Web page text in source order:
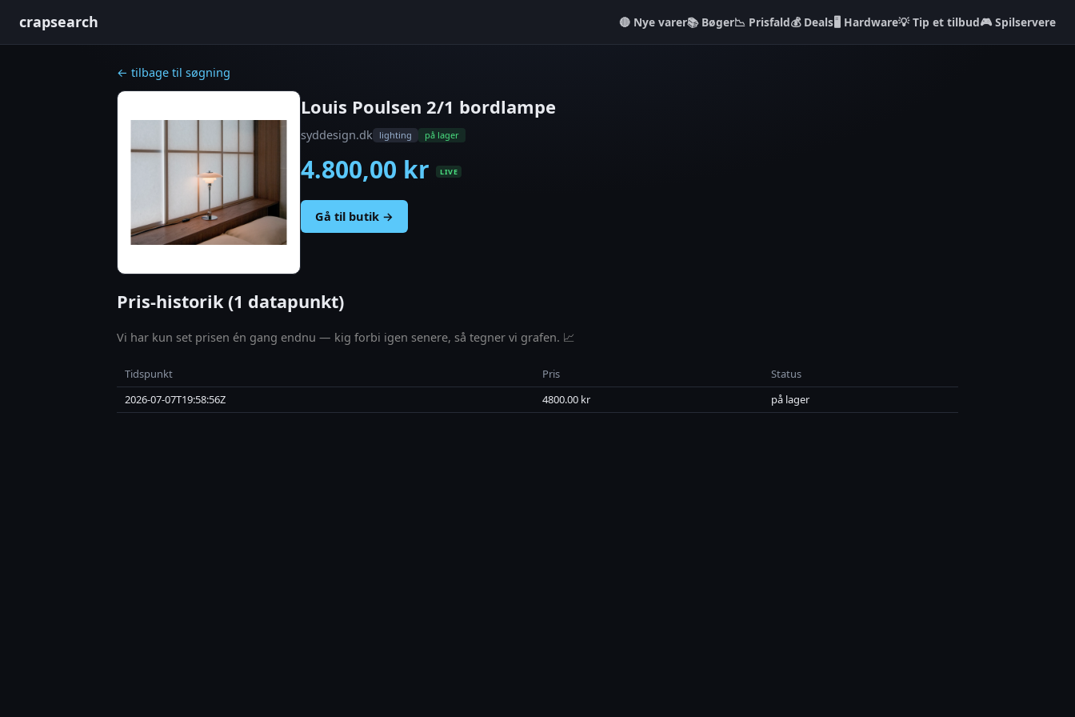
crapsearch Nye varer📚 Bøger📉 Prisfald💰 Deals🖥️ Hardware💡 Tip et tilbud🎮 Spilservere
← tilbage til søgning
Louis Poulsen 2/1 bordlampe
syddesign.dk lighting på lager
4.800,00 kr LIVE
Gå til butik →
Pris-historik (1 datapunkt)
Vi har kun set prisen én gang endnu — kig forbi igen senere, så tegner vi grafen. 📈
Tidspunkt Pris
Status
2026-07-07T19:58:56Z
4800.00 kr på lager